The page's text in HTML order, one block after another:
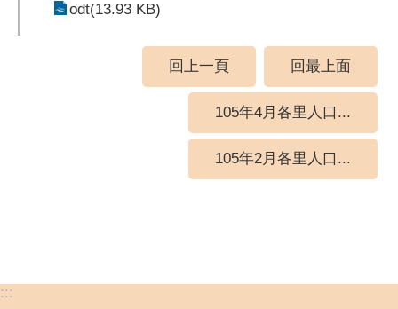
odt(13.93 KB)
回上一頁 回最上面
105年4月各里人口...
105年2月各里人口...
:::